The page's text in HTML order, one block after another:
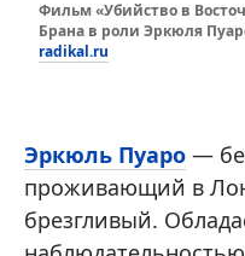
Фильм «Убийство в
Брана в роли Эркюля
radikal.ru
Эркюль Пуаро —
проживающий в
брезгливый.